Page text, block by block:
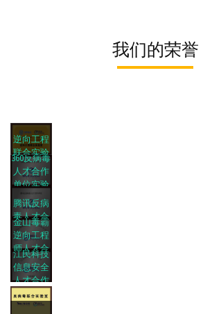
我们的荣誉
逆向工程
联合实验
室
360反病毒
人才合作
单位实验
室
腾讯反病
毒人才合
作单位
金山毒霸
逆向工程
师人才合
作单位
江民科技
信息安全
人才合作
单位